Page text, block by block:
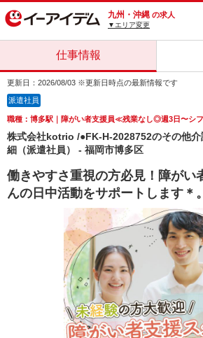
九州・沖縄 の求人
▼エリア変更
仕事情報
更新日：2026/08/03 ※更新日時点の最新情報です
派遣社員
職種：博多駅｜障がい者支援員≪残業なし◎週3日〜シ
株式会社kotrio /●FK-H-2028752のその他介
細（派遣社員） - 福岡市博多区
働きやすさ重視の方必見！障がい
んの日中活動をサポートします＊。